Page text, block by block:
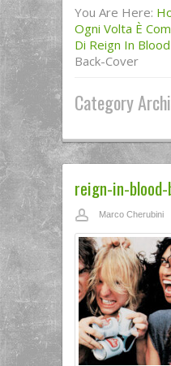
You Are Here:
Ogni Volta È
Di Reign In Blood
Back-Cover
Category
reign-in-
Marco Cherubini